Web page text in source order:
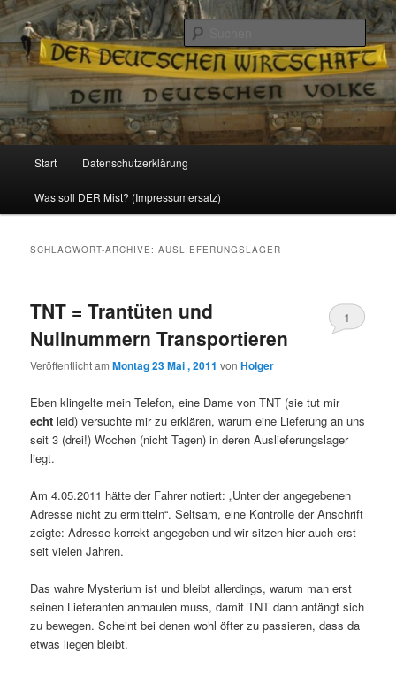
Reizzentrum
Politik, Wirtschaft, Soziales und Gesellschaft
Zum
Inhalt
Zum
sekundären
Start Datenschutzerklärung
Was soll DER Mist? (Impressumersatz)
SCHLAGWORT-ARCHIVE:AUSLIEFERUNGSLAGER
TNT = Trantüten und
Nullnummern Transportieren
Veröffentlicht amMontag 23 Mai , 2011 vonHolger
1
Eben klingelte mein Telefon, eine Dame von TNT (sie tut mir
echt leid) versuchte mir zu erklären, warum eine Lieferung an uns
seit 3 (drei!) Wochen (nicht Tagen) in deren Auslieferungslager
liegt.
Am 4.05.2011 hätte der Fahrer notiert: „Unter der angegebenen
Adresse nicht zu ermitteln“. Seltsam, eine Kontrolle der Anschrift
zeigte: Adresse korrekt angegeben und wir sitzen hier auch erst
seit vielen Jahren.
Das wahre Mysterium ist und bleibt allerdings, warum man erst
seinen Lieferanten anmaulen muss, damit TNT dann anfängt sich
zu bewegen. Scheint bei denen wohl öfter zu passieren, dass da
etwas liegen bleibt.